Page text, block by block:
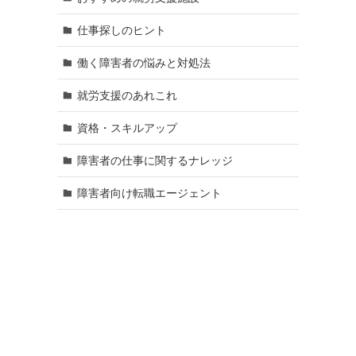
仕事探しのヒント
働く障害者の悩みと対処法
就労支援のあれこれ
資格・スキルアップ
障害者の仕事に関するナレッジ
障害者向け転職エージェント